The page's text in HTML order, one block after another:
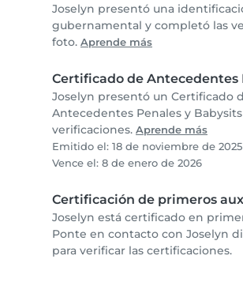
Joselyn presentó una
gubernamental y completó las
foto. Aprende más
Certificado de Antecedentes
Joselyn presentó un Certificado
Antecedentes Penales y
verificaciones. Aprende más
Emitido el: 18 de noviembre de 2025
Vence el: 8 de enero de 2026
Certificación de primeros
Joselyn está certificado en
Ponte en contacto con Joselyn
para verificar las certificaciones.